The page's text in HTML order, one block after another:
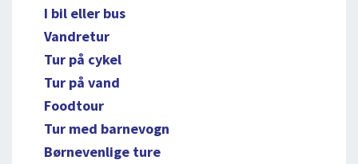
I bil eller bus
Vandretur
Tur på cykel
Tur på vand
Foodtour
Tur med barnevogn
Børnevenlige ture